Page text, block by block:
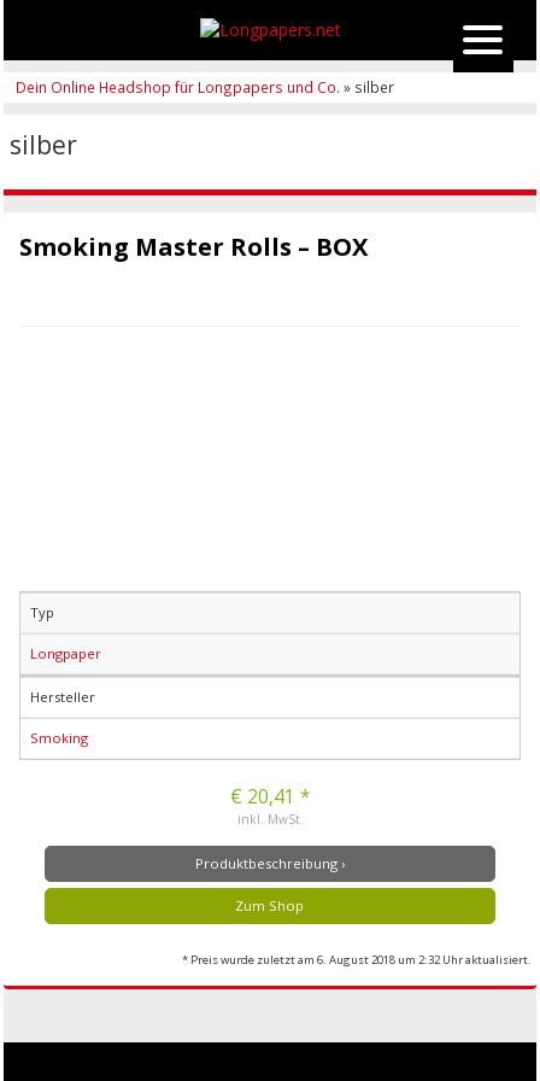
Dein Online Headshop für Longpapers und Co. » silber
silber
Smoking Master Rolls – BOX
Typ
Longpaper
Hersteller
Smoking
€ 20,41 *
inkl. MwSt.
Produktbeschreibung ›
Zum Shop
* Preis wurde zuletzt am 6. August 2018 um 2:32 Uhr aktualisiert.